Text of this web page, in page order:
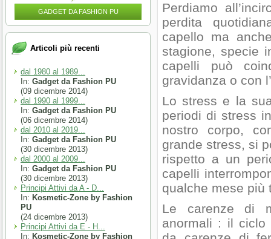
GADGET DA FASHION PU
Articoli più recenti
dal 1980 al 1989...
In: Gadget da Fashion PU
(09 dicembre 2014)
dal 1990 al 1999...
In: Gadget da Fashion PU
(06 dicembre 2014)
dal 2010 al 2019...
In: Gadget da Fashion PU
(30 dicembre 2013)
dal 2000 al 2009...
In: Gadget da Fashion PU
(30 dicembre 2013)
Principi Attivi da A - D...
In: Kosmetic-Zone by Fashion
PU
(24 dicembre 2013)
Principi Attivi da E - H...
In: Kosmetic-Zone by Fashion
Perdiamo
perdita
capello ma
stagione, specie
capelli può
gravidanza o con
Lo stress e la
periodi di stress
nostro corpo,
grande stress, si
rispetto a un
capelli
qualche mese più
Le carenze di
anormali : il ciclo